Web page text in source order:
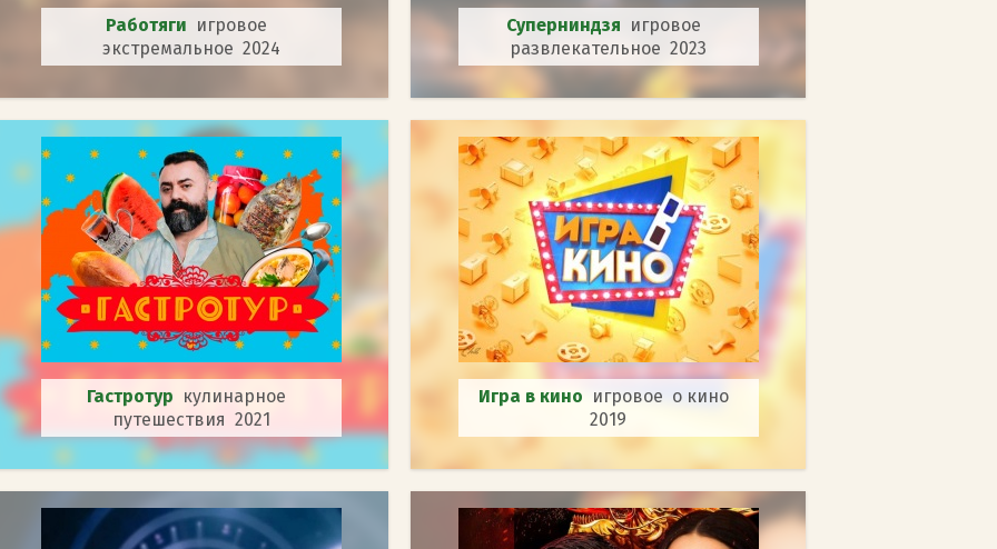
Работяги игровое
экстремальное 2024
Суперниндзя игровое
развлекательное 2023
Гастротур кулинарное
путешествия 2021
Игра в кино игровое о кино
2019